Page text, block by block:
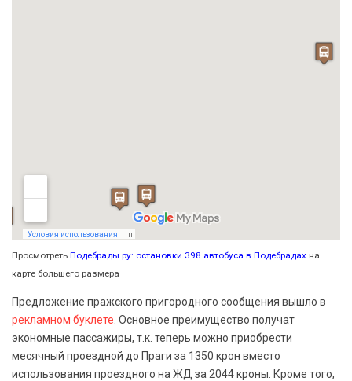
Просмотреть Подебрады.ру: остановки 398 автобуса в Подебрадах на
карте большего размера
Предложение пражского пригородного сообщения вышло в
рекламном буклете . Основное преимущество получат
экономные пассажиры, т.к. теперь можно приобрести
месячный проездной до Праги за 1350 крон вместо
использования проездного на ЖД за 2044 кроны. Кроме того,